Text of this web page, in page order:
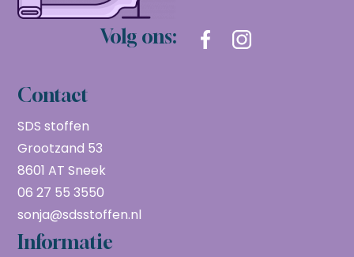
Volg ons:
Contact
SDS stoffen
Grootzand 53
8601 AT Sneek
06 27 55 3550
sonja@sdsstoffen.nl
Informatie